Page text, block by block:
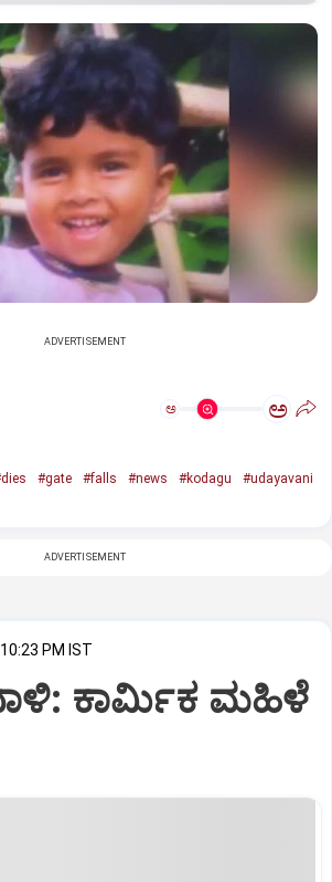
ADVERTISEMENT
ಅ ಅ
#gate #falls #news #kodagu
#udayavani
ADVERTISEMENT
PM IST
ಕಾರ್ಮಿಕ ಮಹಿಳೆ